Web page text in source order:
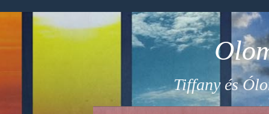
Tiffany és